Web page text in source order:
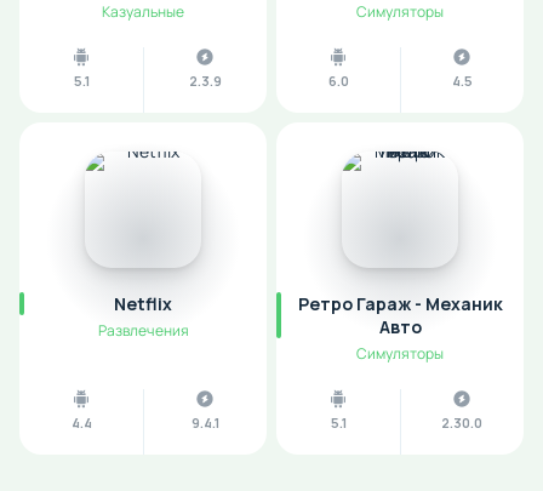
Казуальные
5.1 2.3.9
Симуляторы
6.0 4.5
Netflix
Развлечения
4.4 9.4.1
Ретро Гараж - Механик
Авто
Симуляторы
5.1 2.30.0